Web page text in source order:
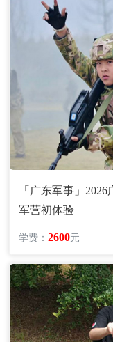
「广东军事」
军营初体验
学费：2600元